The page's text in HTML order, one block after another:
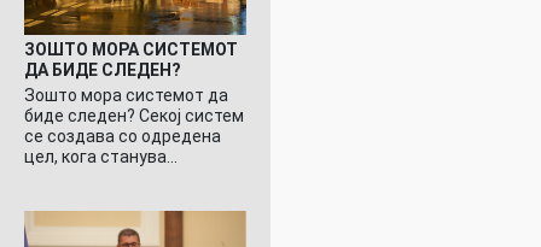
ЗОШТО МОРА СИСТЕМОТ
ДА БИДЕ СЛЕДЕН?
Зошто мора системот да
биде следен? Секој систем
се создава со одредена
цел, кога станува…